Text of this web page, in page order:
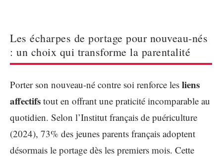
Les écharpes de portage pour nouveau-nés
: un choix qui transforme la parentalité
Porter son nouveau-né contre soi renforce les liens
affectifs tout en offrant une praticité incomparable au
quotidien. Selon l’Institut français de puériculture
(2024), 73% des jeunes parents français adoptent
désormais le portage dès les premiers mois. Cette